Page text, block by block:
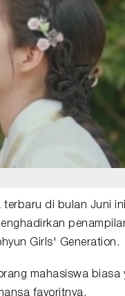
terbaru di bulan Juni
Girls' Generation.
mahasiswa biasa
favoritnya.